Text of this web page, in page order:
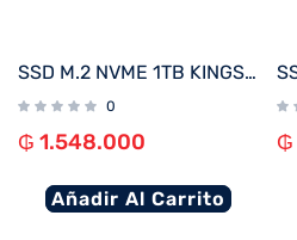
SSD M.2 NVME 1TB KINGSTON SNV3S/1000G 6000/4000MB/S PCIE 4.0
0
₲ 1.548.000
Añadir Al Carrito
₲